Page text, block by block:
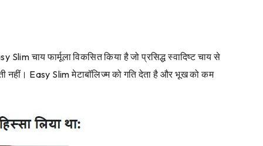
चाय फार्मूला विकसित किया है जो प्रसिद्ध स्वादिष्ट चाय से
नहीं। Easy Slim मेटाबॉलिज्म को गति देता है और भूख को कम